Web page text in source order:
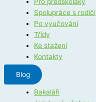
Spolupráce s rodiči
Po vyučování
Třídy
Ke stažení
Kontakty
Blog
Bakaláři